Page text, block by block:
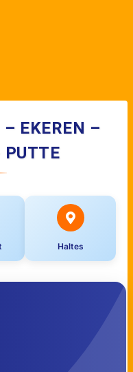
– EKEREN –
PUTTE
Haltes